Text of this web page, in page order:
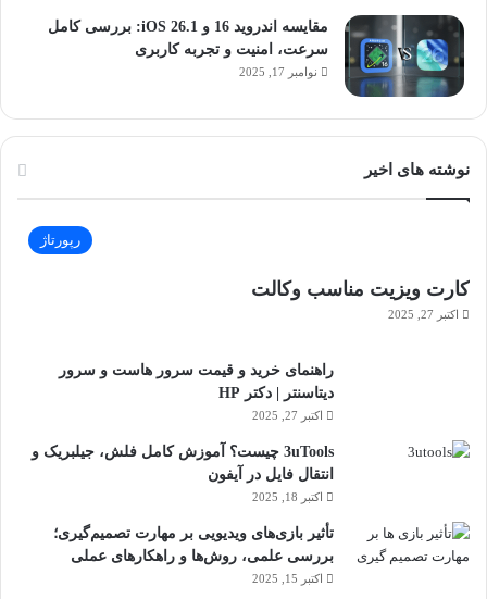
مقایسه اندروید 16 و iOS 26.1: بررسی کامل
سرعت، امنیت و تجربه کاربری
نوامبر 17, 2025
نوشته های اخیر
رپورتاژ
کارت ویزیت مناسب وکالت
اکتبر 27, 2025
راهنمای خرید و قیمت سرور هاست و سرور
دیتاسنتر | دکتر HP
اکتبر 27, 2025
3uTools چیست؟ آموزش کامل فلش، جیلبریک و
انتقال فایل در آیفون
اکتبر 18, 2025
تأثیر بازی‌های ویدیویی بر مهارت تصمیم‌گیری؛
بررسی علمی، روش‌ها و راهکارهای عملی
اکتبر 15, 2025